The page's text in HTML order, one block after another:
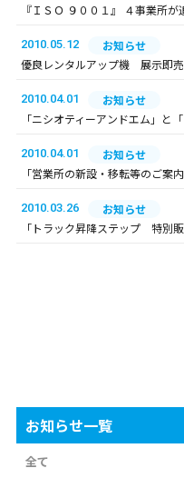
『ＩＳＯ ９００１』 ４事業所が
2010.05.12
お知らせ
優良レンタルアップ機 展示即
2010.04.01
お知らせ
「ニシオティーアンドエム」と
2010.04.01
お知らせ
「営業所の新設・移転等のご案内
2010.03.26
お知らせ
「トラック昇降ステップ 特別
お知らせ一覧
全て